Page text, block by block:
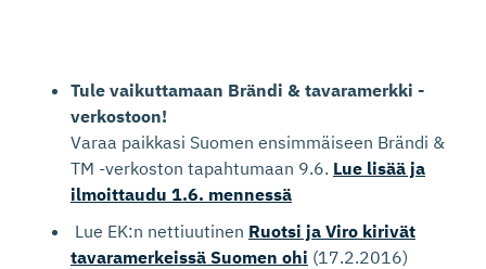
Tule vaikuttamaan Brändi & tavaramerkki -
verkostoon!
Varaa paikkasi Suomen ensimmäiseen Brändi &
TM -verkoston tapahtumaan 9.6. Lue lisää ja
ilmoittaudu 1.6. mennessä
Lue EK:n nettiuutinen Ruotsi ja Viro kirivät
tavaramerkeissä Suomen ohi (17.2.2016)